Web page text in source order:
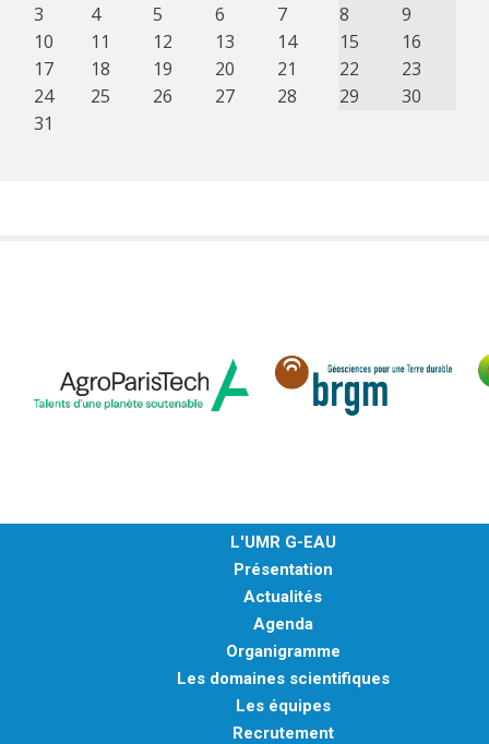
3
4 5 6 7 8
9
10
11 12 13 14 15
16
17
18 19 20 21 22
23
24
25 26 27 28 29
30
31
L'UMR G-EAU
Présentation
Actualités
Agenda
Organigramme
Les domaines scientifiques
Les équipes
Recrutement